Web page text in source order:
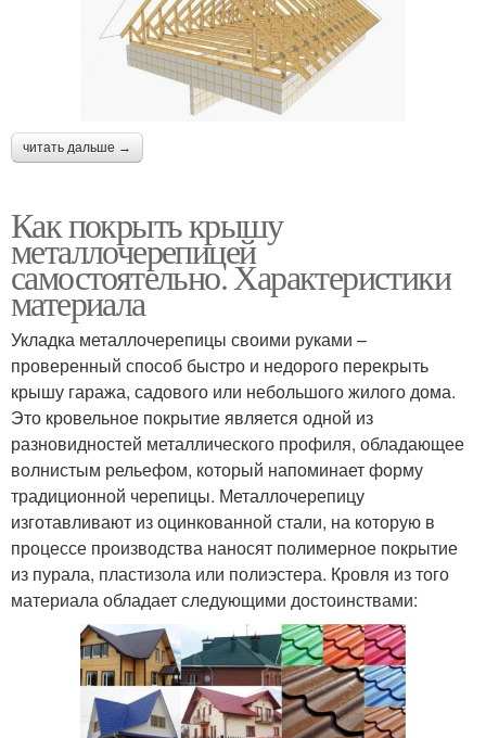
читать дальше →
Как покрыть крышу
металлочерепицей
самостоятельно. Характеристики
материала
Укладка металлочерепицы своими руками –
проверенный способ быстро и недорого перекрыть
крышу гаража, садового или небольшого жилого дома.
Это кровельное покрытие является одной из
разновидностей металлического профиля, обладающее
волнистым рельефом, который напоминает форму
традиционной черепицы. Металлочерепицу
изготавливают из оцинкованной стали, на которую в
процессе производства наносят полимерное покрытие
из пурала, пластизола или полиэстера. Кровля из того
материала обладает следующими достоинствами: